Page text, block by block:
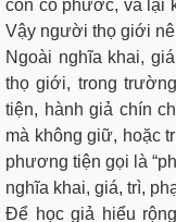
còn có phước, và lại
Vậy người thọ giới
Ngoài nghĩa khai,
thọ giới, trong
tiện, hành giả chín
mà không giữ, hoặc
phương tiện gọi là
nghĩa khai, giá, trì,
Ðể học giả hiểu